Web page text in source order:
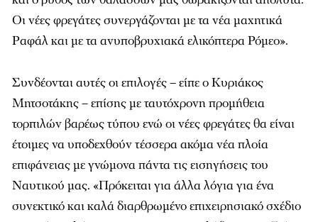
Οι νέες φρεγάτες συνεργάζονται με τα νέα μαχητικά
Ραφάλ και με τα ανυποβρυχιακά ελικόπτερα Ρόμεο».
Συνδέονται αυτές οι επιλογές – είπε ο Κυριάκος
Μητσοτάκης – επίσης με ταυτόχρονη προμήθεια
τορπιλών βαρέως τύπου ενώ οι νέες φρεγάτες θα είναι
έτοιμες να υποδεχθούν τέσσερα ακόμα νέα πλοία
επιφάνειας με γνώμονα πάντα τις εισηγήσεις του
Ναυτικού μας. «Πρόκειται για άλλα λόγια για ένα
συνεκτικό και καλά διαρθρωμένο επιχειρησιακό σχέδιο